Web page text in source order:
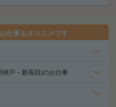
仕事もオススメです
戸－新長田)のお仕事